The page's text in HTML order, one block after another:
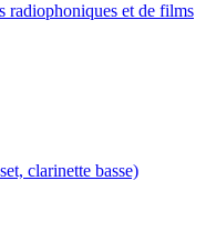
radiophoniques et de films
clarinette basse)